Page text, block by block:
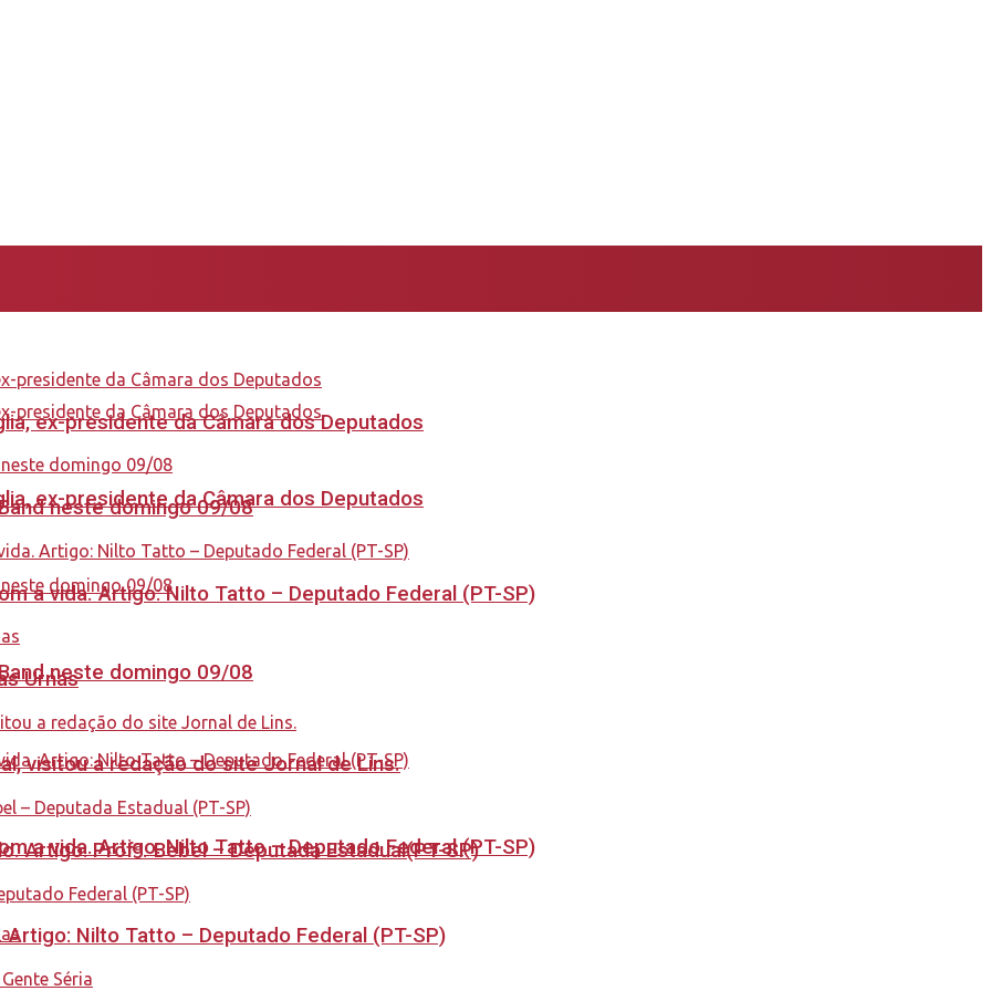
ex-presidente da Câmara dos Deputados
neste domingo 09/08
a vida. Artigo: Nilto Tatto – Deputado Federal (PT-SP)
ex-presidente da Câmara dos Deputados
neste domingo 09/08
a vida. Artigo: Nilto Tatto – Deputado Federal (PT-SP)
Urnas
visitou a redação do site Jornal de Lins.
Artigo: Profª. Bebel – Deputada Estadual(PT-SP)
Nilto Tatto – Deputado Federal (PT-SP)